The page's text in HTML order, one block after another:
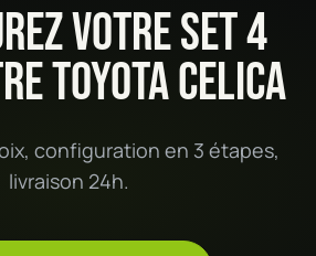
VOTRE SET 4
TOYOTA CELICA
configuration en 3 étapes,
livraison 24h.